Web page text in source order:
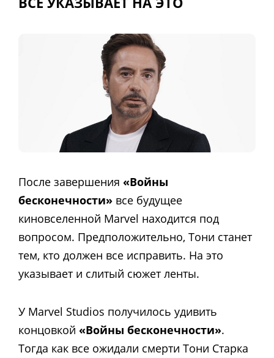
После завершения «Войны
бесконечности» все будущее
киновселенной Marvel находится под
вопросом. Предположительно, Тони станет
тем, кто должен все исправить. На это
указывает и слитый сюжет ленты.
У Marvel Studios получилось удивить
концовкой «Войны бесконечности».
Тогда как все ожидали смерти Тони Старка